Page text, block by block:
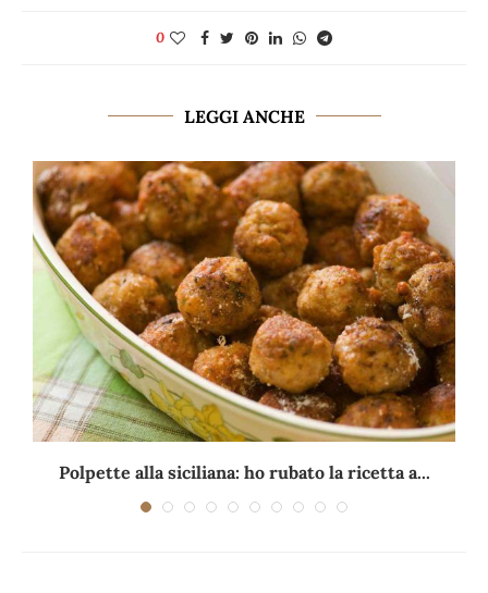
0
LEGGI ANCHE
Polpette alla siciliana: ho rubato la ricetta a...